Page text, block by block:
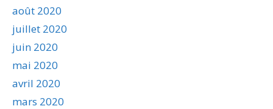
août 2020
juillet 2020
juin 2020
mai 2020
avril 2020
mars 2020